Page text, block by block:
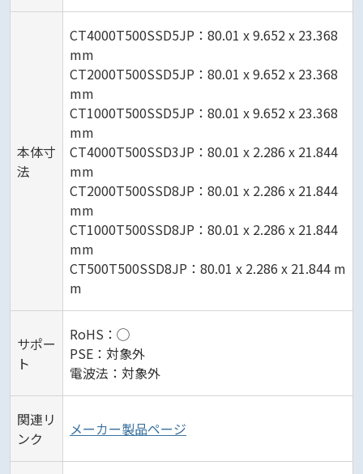
本体寸
法
CT4000T500SSD5JP：80.01 x 9.652 x 23.368
mm
CT2000T500SSD5JP：80.01 x 9.652 x 23.368
mm
CT1000T500SSD5JP：80.01 x 9.652 x 23.368
mm
CT4000T500SSD3JP：80.01 x 2.286 x 21.844
mm
CT2000T500SSD8JP：80.01 x 2.286 x 21.844
mm
CT1000T500SSD8JP：80.01 x 2.286 x 21.844
mm
CT500T500SSD8JP：80.01 x 2.286 x 21.844 m
m
サポー
ト
RoHS：◯
PSE：対象外
電波法：対象外
関連リ
ンク
メーカー製品ページ